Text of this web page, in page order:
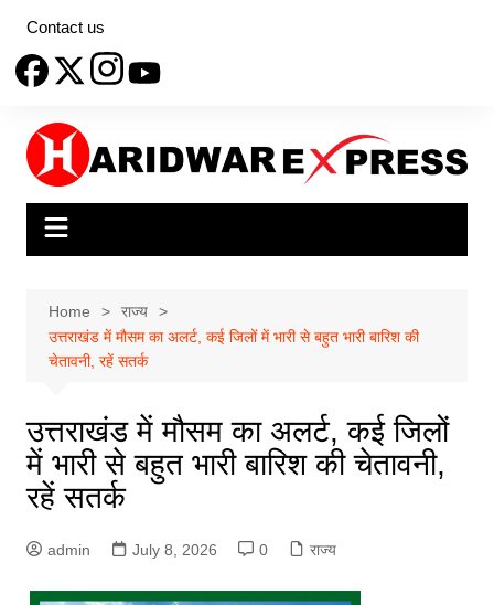
content
Contact us
Home
राज्य
उत्तराखंड में मौसम का अलर्ट, कई जिलों में भारी से बहुत भारी बारिश की
चेतावनी, रहें सतर्क
उत्तराखंड में मौसम का अलर्ट, कई जिलों
में भारी से बहुत भारी बारिश की चेतावनी,
रहें सतर्क
admin July 8, 2026 0 राज्य